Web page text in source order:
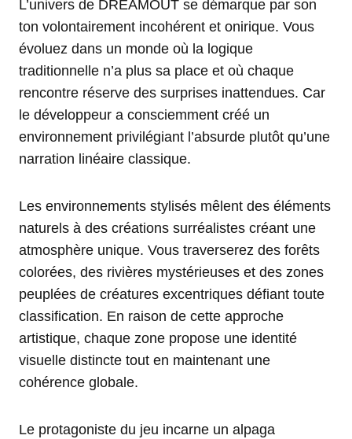
L’univers de DREAMOUT se démarque par son
ton volontairement incohérent et onirique. Vous
évoluez dans un monde où la logique
traditionnelle n’a plus sa place et où chaque
rencontre réserve des surprises inattendues. Car
le développeur a consciemment créé un
environnement privilégiant l’absurde plutôt qu’une
narration linéaire classique.
Les environnements stylisés mêlent des éléments
naturels à des créations surréalistes créant une
atmosphère unique. Vous traverserez des forêts
colorées, des rivières mystérieuses et des zones
peuplées de créatures excentriques défiant toute
classification. En raison de cette approche
artistique, chaque zone propose une identité
visuelle distincte tout en maintenant une
cohérence globale.
Le protagoniste du jeu incarne un alpaga